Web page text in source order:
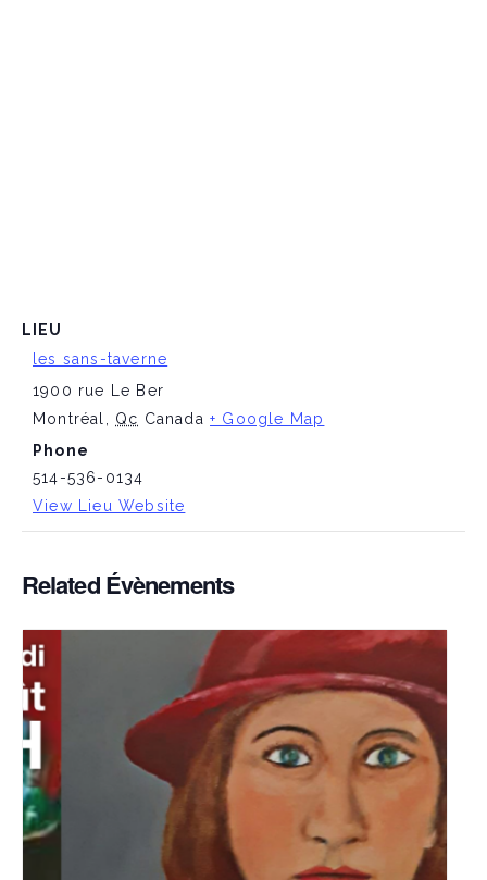
LIEU
les sans-taverne
1900 rue Le Ber
Montréal, Qc Canada + Google Map
Phone
514-536-0134
View Lieu Website
Related Évènements